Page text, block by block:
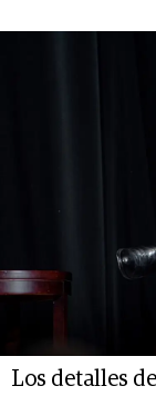
Los detalles